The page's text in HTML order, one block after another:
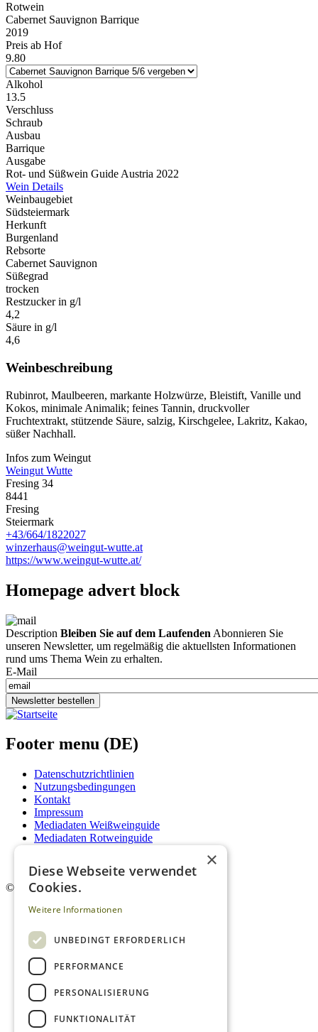
Rotwein
Cabernet Sauvignon Barrique
2019
Preis ab Hof
9.80
Alkohol
13.5
Verschluss
Schraub
Ausbau
Barrique
Ausgabe
Rot- und Süßwein Guide Austria 2022
Wein Details
Weinbaugebiet
Südsteiermark
Herkunft
Burgenland
Rebsorte
Cabernet Sauvignon
Süßegrad
trocken
Restzucker in g/l
4,2
Säure in g/l
4,6
Weinbeschreibung
Rubinrot, Maulbeeren, markante Holzwürze, Bleistift, Vanille und
Kokos, minimale Animalik; feines Tannin, druckvoller
Fruchtextrakt, stützende Säure, salzig, Kirschgelee, Lakritz, Kakao,
süßer Nachhall.
Infos zum Weingut
Weingut Wutte
Fresing 34
8441
Fresing
Steiermark
+43/664/1822027
winzerhaus@weingut-wutte.at
https://www.weingut-wutte.at/
Homepage advert block
Description Bleiben Sie auf dem Laufenden Abonnieren Sie
unseren Newsletter, um regelmäßig die aktuellsten Informationen
rund ums Thema Wein zu erhalten.
E-Mail
Newsletter bestellen
Footer menu (DE)
Datenschutzrichtlinien
Nutzungsbedingungen
Kontakt
Impressum
Mediadaten Weißweinguide
Mediadaten Rotweinguide
Newsletter
© 2026. Alle Rechte vorbehalten.
×
Diese Webseite verwendet
Cookies.
Weitere Informationen
UNBEDINGT ERFORDERLICH
PERFORMANCE
PERSONALISIERUNG
FUNKTIONALITÄT